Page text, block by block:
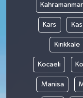
Kars
Kırıkkale
Kocaeli
Manisa